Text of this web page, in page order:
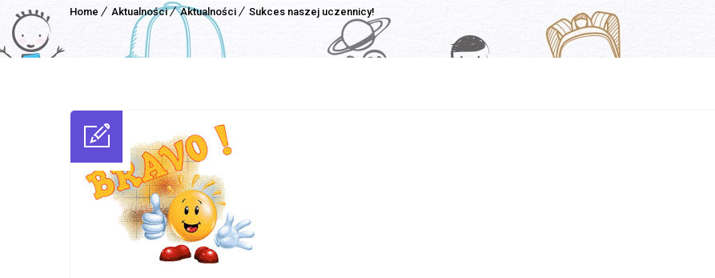
Home Aktualności Aktualności Sukces naszej uczennicy!